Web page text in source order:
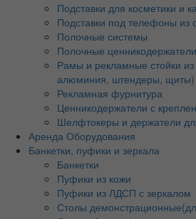
Подставки для косметики и
Подставки под телефоны из
Полочные системы
Полочные ценникодержатели
Рамы и рекламные стойки
алюминия, штендеры, щиты)
Рекламная фурнитура
Ценникодержатели с
Шелфтокеры и держатели
Аренда Оборудования
Банкетки, пуфики и зеркала
Банкетки
Пуфики из кожи
Пуфики из ЛДСП с зеркалом
Столы